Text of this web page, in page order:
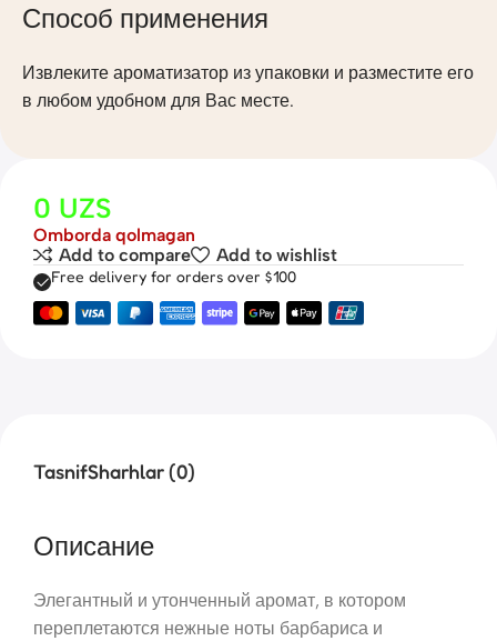
Способ применения
Извлеките ароматизатор из упаковки и разместите его
в любом удобном для Вас месте.
0 UZS
Omborda qolmagan
Add to compare
Add to wishlist
Free delivery for orders over $100
TasnifSharhlar (0)
Описание
Элегантный и утонченный аромат, в котором
переплетаются нежные ноты барбариса и